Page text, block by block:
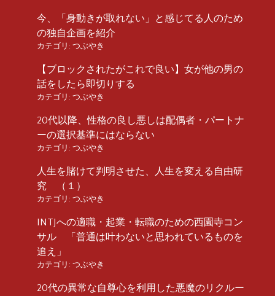
今、「身動きが取れない」と感じてる人のため
の独自企画を紹介
カテゴリ: つぶやき
【ブロックされたがこれで良い】女が他の男の
話をしたら即切りする
カテゴリ: つぶやき
20代以降、性格の良し悪しは配偶者・パートナ
ーの選択基準にはならない
カテゴリ: つぶやき
人生を賭けて判明させた、人生を変える自由研
究 （１）
カテゴリ: つぶやき
INTJへの適職・起業・転職のための西園寺コン
サル 「普通は叶わないと思われているものを
追え」
カテゴリ: つぶやき
20代の異常な自尊心を利用した悪魔のリクルー